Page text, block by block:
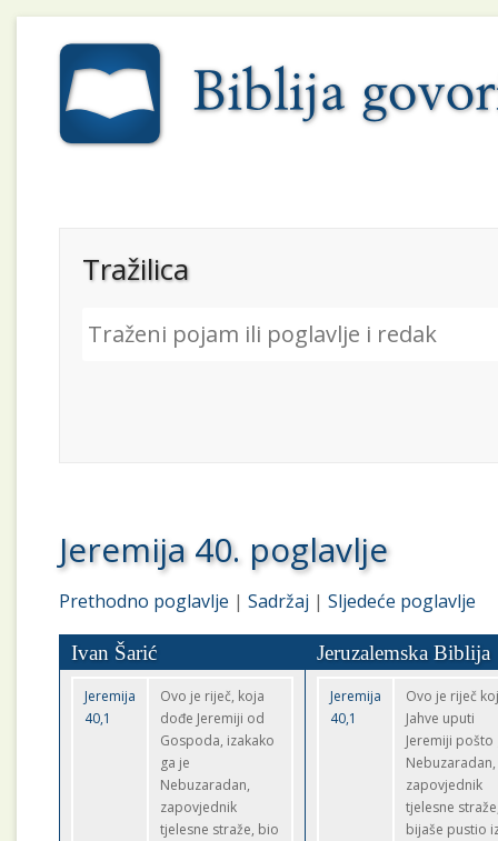
Tražilica
Jeremija 40. poglavlje
Prethodno poglavlje |Sadržaj |Sljedeće poglavlje
Ivan Šarić Jeruzalemska Biblija
Jeremija
40,1
Ovo je riječ, koja
dođe Jeremiji od
Gospoda, izakako
ga je
Nebuzaradan,
zapovjednik
tjelesne straže, bio
Jeremija
40,1
Ovo je riječ
Jahve uputi
Jeremiji pošto
Nebuzaradan,
zapovjednik
tjelesne
bijaše pustio